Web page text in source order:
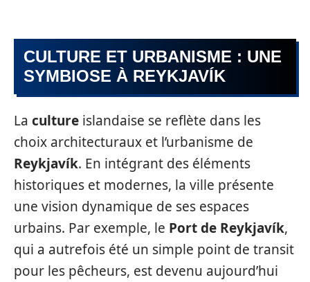
CULTURE ET URBANISME : UNE
SYMBIOSE À REYKJAVÍK
La culture islandaise se reflète dans les
choix architecturaux et l’urbanisme de
Reykjavík. En intégrant des éléments
historiques et modernes, la ville présente
une vision dynamique de ses espaces
urbains. Par exemple, le Port de Reykjavík,
qui a autrefois été un simple point de transit
pour les pêcheurs, est devenu aujourd’hui